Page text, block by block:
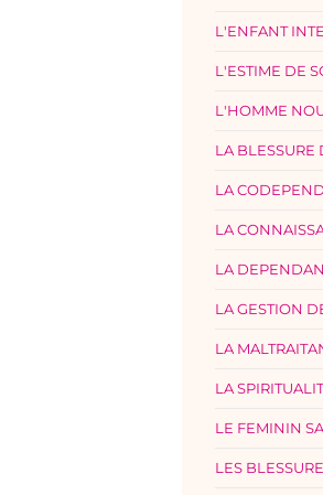
L'ENFANT
L'ESTIME DE
L'HOMME
LA
LA
LA
LA
LA GESTION
LA
LA
LE FEMININ
LES